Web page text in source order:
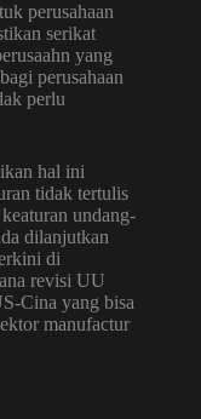
perusahaan
serikat
yang
perusahaan
perlu
hal ini
tidak tertulis
undang-
dilanjutkan
di
revisi UU
Cina yang bisa
manufactur